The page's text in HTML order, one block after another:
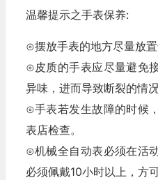
温馨提示之手表保养:
⊙摆放手表的地方尽量放
⊙皮质的手表应尽量避免
异味，进而导致断裂的情况
⊙手表若发生故障的时候
表店检查。
⊙机械全自动表必须在活
必须佩戴10小时以上，方